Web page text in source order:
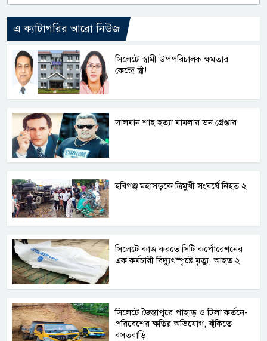
এ ক্যাটাগরির আরো নিউজ
সিলেটে স্বামী উপপরিচালক ক্ষমতার
কেন্দ্রে স্ত্রী!
সালমান শাহ হত্যা মামলায় ডন গ্রেপ্তার
হবিগঞ্জ মহাসড়কে ত্রিমুখী সংঘর্ষে নিহত ২
সিলেটে কাজ করতে সিটি কর্পোরেশনের
এক কর্মচারী বিদ্যুৎস্পৃষ্টে মৃত্যু, আহত ২
সিলেটে জৈন্তাপুরে পাহাড় ও টিলা কর্তনে-
পরিবেশের ক্ষতির অভিযোগ, ঝুঁকিতে
বসতবাড়ি